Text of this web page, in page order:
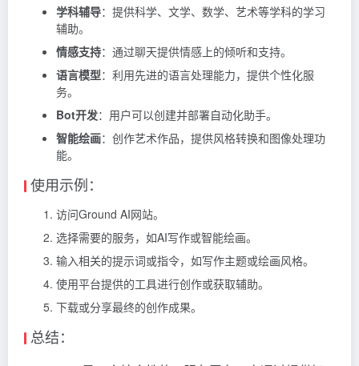
学科辅导：提供科学、文学、数学、艺术等学科的学习
辅助。
情感支持：通过聊天提供情感上的倾听和支持。
语言模型：利用先进的语言处理能力，提供个性化服
务。
Bot开发：用户可以创建并部署自动化助手。
智能绘画：创作艺术作品，提供风格转换和图像处理功
能。
使用示例：
访问Ground AI网站。
选择需要的服务，如AI写作或智能绘画。
输入相关的提示词或指令，如写作主题或绘画风格。
使用平台提供的工具进行创作或获取辅助。
下载或分享最终的创作成果。
总结：